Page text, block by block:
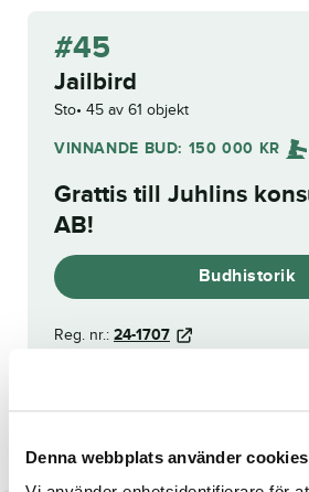
Denna webbplats använder cookies
#45
Jailbird
Sto 45 av 61 objekt
VINNANDE BUD: 150 000 KR
Grattis till Juhlins
AB!
Budhistorik
Reg. nr.: 24-1707
Jump Leads